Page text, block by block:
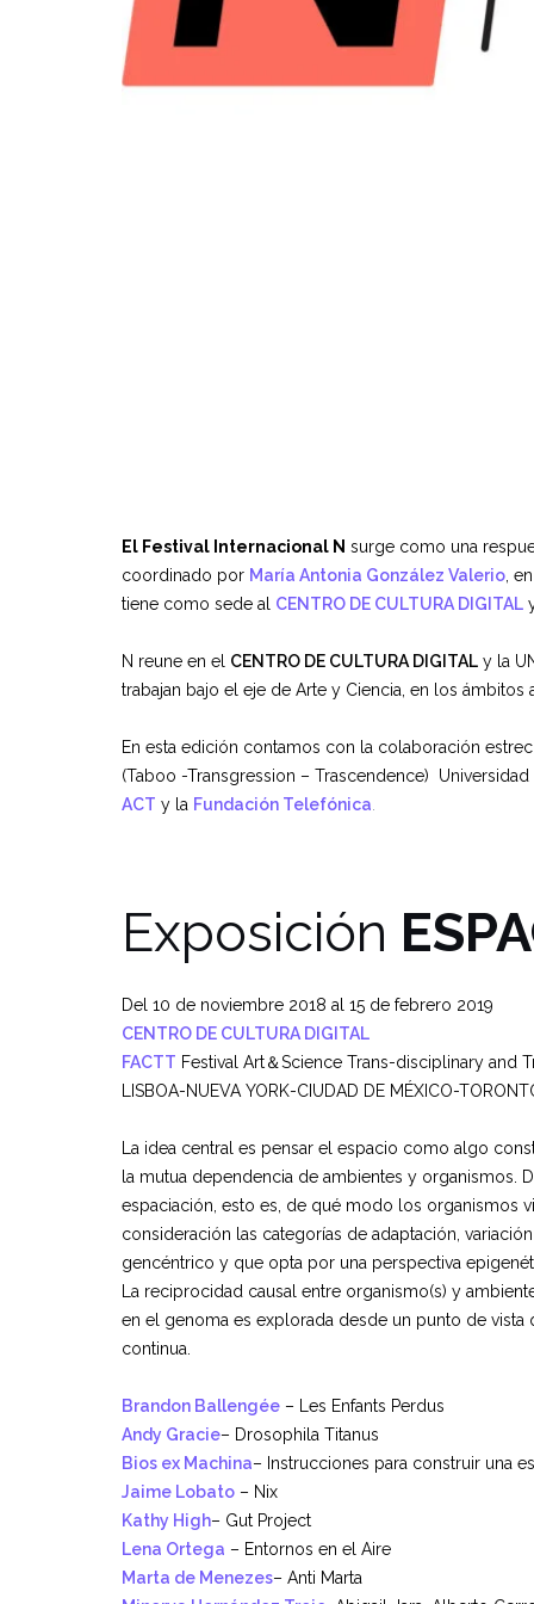
El Festival Internacional N surge como una
coordinado por María Antonia González Valerio,
tiene como sede al CENTRO DE CULTURA DIGITAL
N reune en el CENTRO DE CULTURA DIGITAL y la
trabajan bajo el eje de Arte y Ciencia, en los
En esta edición contamos con la colaboración
(Taboo -Transgression – Trascendence)
ACT y la Fundación Telefónica.
Exposición
Del 10 de noviembre 2018 al 15 de febrero 2019
CENTRO DE CULTURA DIGITAL
FACTT Festival Art＆Science Trans-disciplinary and
LISBOA-NUEVA YORK-CIUDAD DE MÉXICO-
La idea central es pensar el espacio como algo
la mutua dependencia de ambientes y
espaciación, esto es, de qué modo los organismos
consideración las categorías de adaptación,
gencéntrico y que opta por una perspectiva
La reciprocidad causal entre organismo(s) y
en el genoma es explorada desde un punto de
continua.
Brandon Ballengée – Les Enfants Perdus
Andy Gracie– Drosophila Titanus
Bios ex Machina– Instrucciones para construir una
Jaime Lobato – Nix
Kathy High– Gut Project
Lena Ortega – Entornos en el Aire
Marta de Menezes– Anti Marta